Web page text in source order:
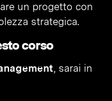
un progetto con
strategica.
corso
, sarai in